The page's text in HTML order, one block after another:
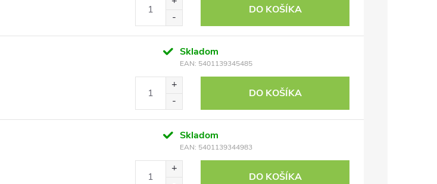
DO KOŠÍKA
Skladom
EAN: 5401139345485
DO KOŠÍKA
Skladom
EAN: 5401139344983
DO KOŠÍKA